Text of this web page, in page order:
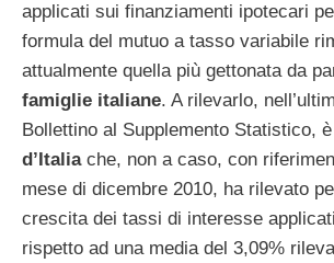
applicati sui finanziamenti ipotecari
formula del mutuo a tasso variabile
attualmente quella più gettonata da
famiglie italiane. A rilevarlo,
Bollettino al Supplemento Statistico,
d’Italiache, non a caso, con
mese di dicembre 2010, ha rilevato
crescita dei tassi di interesse
rispetto ad una media del 3,09%